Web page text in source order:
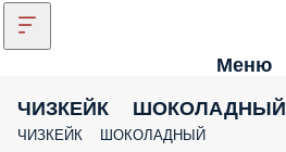
Меню
ЧИЗКЕЙК ШОКОЛАДНЫЙ
ЧИЗКЕЙК ШОКОЛАДНЫЙ